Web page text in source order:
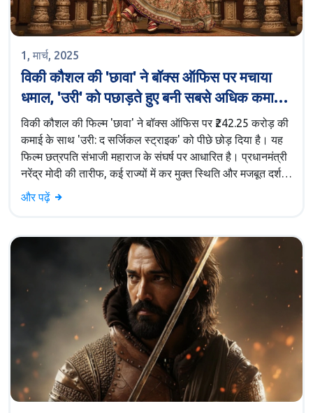
1, मार्च, 2025
विकी कौशल की 'छावा' ने बॉक्स ऑफिस पर मचाया
धमाल, 'उरी' को पछाड़ते हुए बनी सबसे अधिक कमाई
करने वाली फिल्म
विकी कौशल की फिल्म 'छावा' ने बॉक्स ऑफिस पर ₹242.25 करोड़ की
कमाई के साथ 'उरी: द सर्जिकल स्ट्राइक' को पीछे छोड़ दिया है। यह
फिल्म छत्रपति संभाजी महाराज के संघर्ष पर आधारित है। प्रधानमंत्री
नरेंद्र मोदी की तारीफ, कई राज्यों में कर मुक्त स्थिति और मजबूत दर्शक
प्रतिक्रिया के कारण यह फिल्म अपार सफलता प्राप्त कर रही है।
और पढ़ें